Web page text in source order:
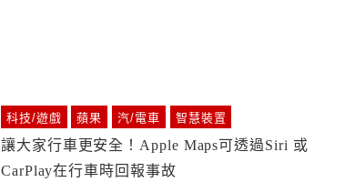
科技/遊戲 蘋果 汽/電車 智慧裝置
讓大家行車更安全！Apple Maps可透過Siri 或
CarPlay在行車時回報事故